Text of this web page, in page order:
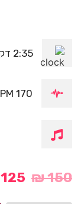
2:35 דקות
170 BPM
₪150
125